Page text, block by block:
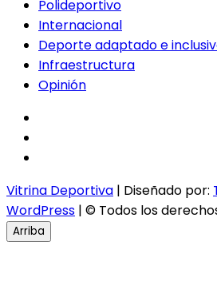
Polideportivo
Internacional
Deporte adaptado e
Infraestructura
Opinión
Vitrina Deportiva | Diseñado por:
WordPress | © Todos los
Arriba